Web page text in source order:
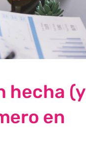
hecha (y
en